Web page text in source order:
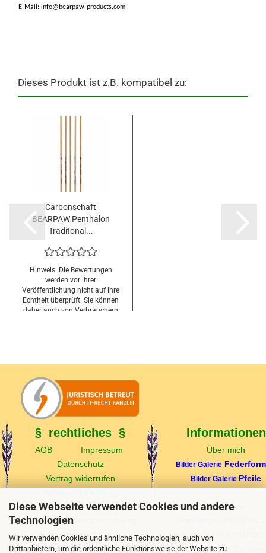
Diese Webseite verwendet Cookies und andere
Technologien
Wir verwenden Cookies und ähnliche Technologien, auch von
Drittanbietern, um die ordentliche Funktionsweise der Website zu
E-Mail: info@bearpaw-products.com
Dieses Produkt ist z.B. kompatibel zu:
Carbonschaft
BEARPAW Penthalon
Traditonal...
Hinweis: Die Bewertungen
werden vor ihrer
Veröffentlichung nicht auf ihre
Echtheit überprüft. Sie können
daher auch von Verbrauchern
ab 11,30 EUR
§ rechtliches § Informationen
AGB Impressum
Über mich
Datenschutz
Bilder Galerie
Vertrag widerrufen
Bilder Galerie Pfeile
Echtheit v. Kundenbewertungen
Federfarben
Produktsicherheitsverordnung
Bildquellennachweise
Lacke/Lasuren für
Zahlungsbedingungen
Spinewerttabellen